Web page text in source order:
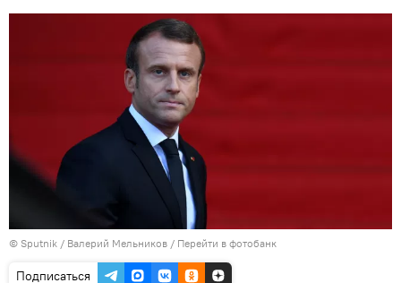
© Sputnik / Валерий Мельников / Перейти в фотобанк
Подписаться